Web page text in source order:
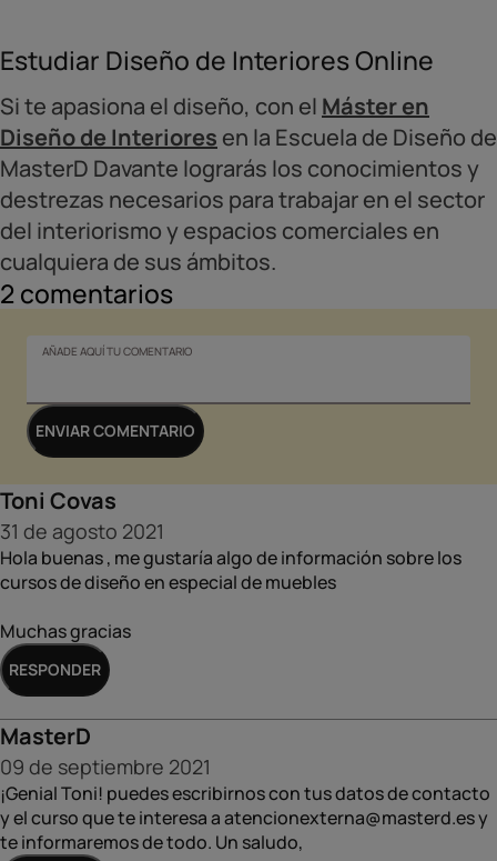
Estudiar Diseño de Interiores Online
Si te apasiona el diseño, con el Máster en
Diseño de Interiores en la Escuela de Diseño de
MasterD Davante lograrás los conocimientos y
destrezas necesarios para trabajar en el sector
del interiorismo y espacios comerciales en
cualquiera de sus ámbitos.
2 comentarios
AÑADE AQUÍ TU COMENTARIO
ENVIAR COMENTARIO
Toni Covas
31 de agosto 2021
Hola buenas , me gustaría algo de información sobre los
cursos de diseño en especial de muebles
Muchas gracias
AÑADE AQUÍ TU COMENTARIO
EMAIL
RESPONDER
MasterD
09 de septiembre 2021
¡Genial Toni! puedes escribirnos con tus datos de contacto
y el curso que te interesa a atencionexterna@masterd.es y
te informaremos de todo. Un saludo,